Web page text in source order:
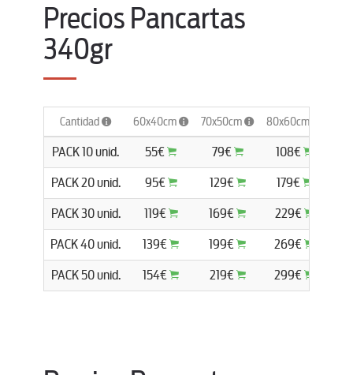
Precios Pancartas
340gr
Cantidad 60x40cm 70x50cm 80x60cm
PACK 10 unid. 55€ 79€ 108€
PACK 20 unid. 95€ 129€ 179€
PACK 30 unid. 119€ 169€ 229€
PACK 40 unid. 139€ 199€ 269€
PACK 50 unid. 154€ 219€ 299€